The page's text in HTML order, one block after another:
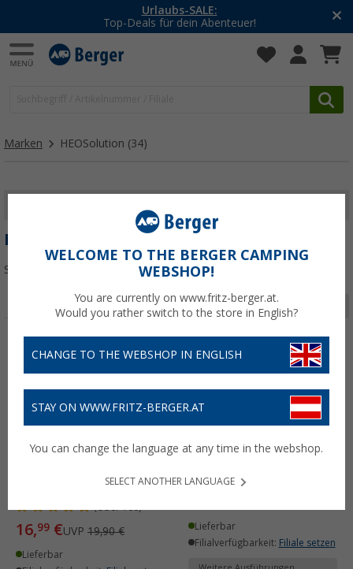
-20% auf Kleidung und Schuhe
Mit dem Aktionscode20SSV
Marken HEOSolution (34)
HEOSOLUTION
Sortieren:
Seite 1 von 2
%
HeoSolution
16,99 €UVP 19,90 €
Lieferbar
%
HEOSdoor mat
Lieferbar
Filialverfügbarkeit: Filiale setzen
WELCOME TO THE BERGER CAMPING
WEBSHOP!
You are currently on www.fritz-berger.at.
Would you rather switch to the store in English?
CHANGE TO THE WEBSHOP IN ENGLISH
STAY ON WWW.FRITZ-BERGER.AT
You can change the language at any time in the webshop.
SELECT ANOTHER LANGUAGE